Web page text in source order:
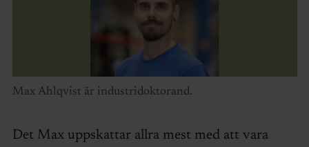
Max Ahlqvist är industridoktorand.
Det Max uppskattar allra mest med att vara